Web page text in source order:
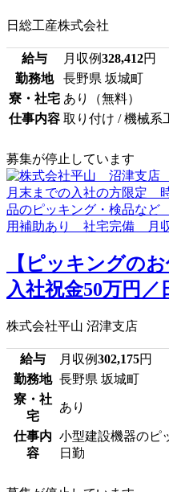
日総工産株式会社
給与 月収例328,412円
勤務地
長野県 坂城町
寮・社宅 あり（無料）
仕事内容 取り付け / 機械系
募集が停止しています
【ピッキングの
入社祝金50万円／
株式会社平山 沼津支店
給与 月収例302,175円
勤務地 長野県 坂城町
寮・社
宅
あり
仕事内
容
小型建設機器のピ
日勤